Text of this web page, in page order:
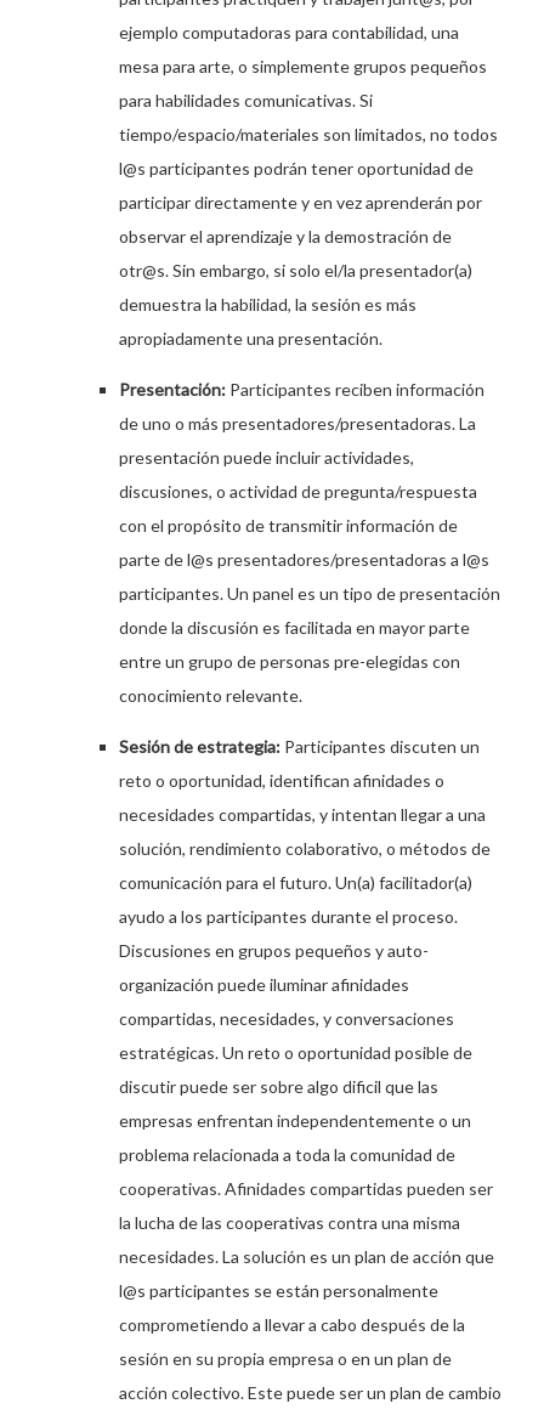
ejemplo computadoras para contabilidad, una
mesa para arte, o simplemente grupos pequeños
para habilidades comunicativas. Si
tiempo/espacio/materiales son limitados, no todos
l@s participantes podrán tener oportunidad de
participar directamente y en vez aprenderán por
observar el aprendizaje y la demostración de
otr@s. Sin embargo, si solo el/la presentador(a)
demuestra la habilidad, la sesión es más
apropiadamente una presentación.
Presentación: Participantes reciben información
de uno o más presentadores/presentadoras. La
presentación puede incluir actividades,
discusiones, o actividad de pregunta/respuesta
con el propósito de transmitir información de
parte de l@s presentadores/presentadoras a l@s
participantes. Un panel es un tipo de presentación
donde la discusión es facilitada en mayor parte
entre un grupo de personas pre-elegidas con
conocimiento relevante.
Sesión de estrategia: Participantes discuten un
reto o oportunidad, identifican afinidades o
necesidades compartidas, y intentan llegar a una
solución, rendimiento colaborativo, o métodos de
comunicación para el futuro. Un(a) facilitador(a)
ayudo a los participantes durante el proceso.
Discusiones en grupos pequeños y auto-
organización puede iluminar afinidades
compartidas, necesidades, y conversaciones
estratégicas. Un reto o oportunidad posible de
discutir puede ser sobre algo dificil que las
empresas enfrentan independentemente o un
problema relacionada a toda la comunidad de
cooperativas. Afinidades compartidas pueden ser
la lucha de las cooperativas contra una misma
necesidades. La solución es un plan de acción que
l@s participantes se están personalmente
comprometiendo a llevar a cabo después de la
sesión en su propia empresa o en un plan de
acción colectivo. Este puede ser un plan de cambio